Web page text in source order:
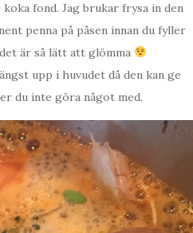
fond. Jag brukar frysa in den
penna på påsen innan du fyller
är så lätt att glömma
upp i huvudet då den kan ge
du inte göra något med.